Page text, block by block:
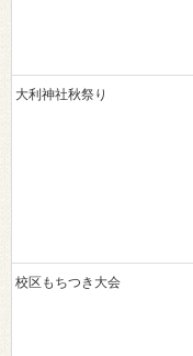
大利神社秋祭り
校区もちつき大会